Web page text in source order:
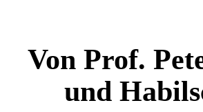
Von Prof.
und